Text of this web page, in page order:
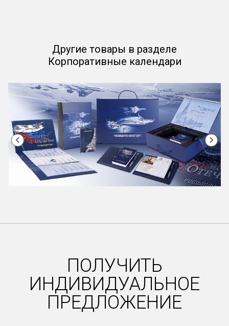
Другие товары в разделе
Корпоративные календари
of
ПОЛУЧИТЬ
ИНДИВИДУАЛЬНОЕ
ПРЕДЛОЖЕНИЕ